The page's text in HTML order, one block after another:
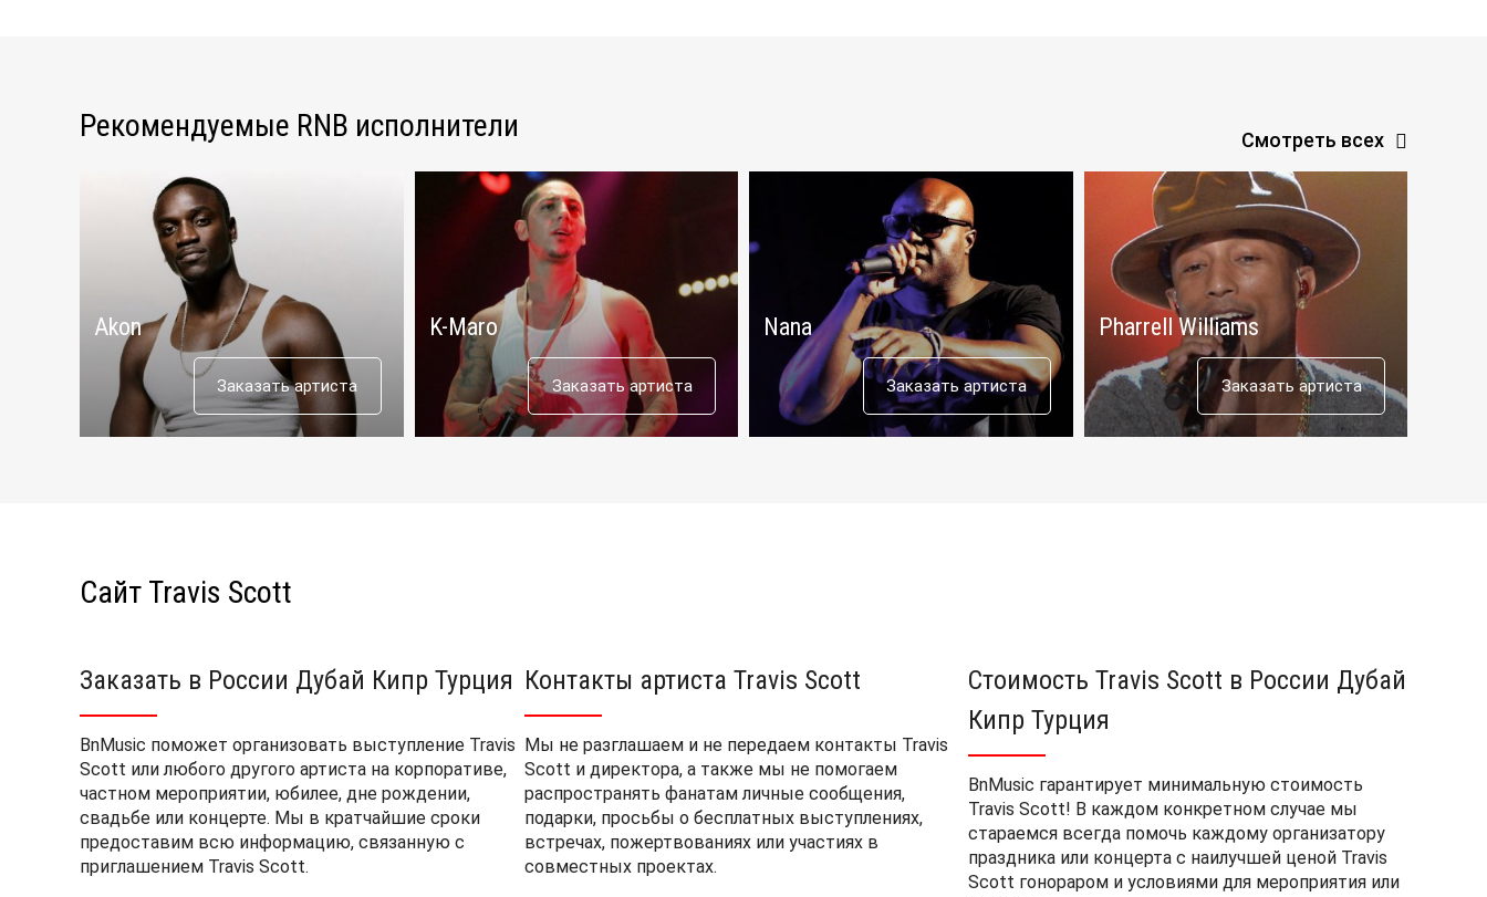
Смотреть всех
Рекомендуемые RNB исполнители
Akon
Заказать артиста
K-Maro
Заказать артиста
Nana
Заказать артиста
Pharrell Williams
Заказать артиста
Сайт Travis Scott
Заказать в России Дубай Кипр Турция
BnMusic поможет организовать выступление Travis
Scott или любого другого артиста на корпоративе,
частном мероприятии, юбилее, дне рождении,
свадьбе или концерте. Мы в кратчайшие сроки
предоставим всю информацию, связанную с
приглашением Travis Scott.
Контакты артиста Travis Scott
Мы не разглашаем и не передаем контакты Travis
Scott и директора, а также мы не помогаем
распространять фанатам личные сообщения,
подарки, просьбы о бесплатных выступлениях,
встречах, пожертвованиях или участиях в
совместных проектах.
Стоимость Travis Scott в России Дубай
Кипр Турция
BnMusic гарантирует минимальную стоимость
Travis Scott! В каждом конкретном случае мы
стараемся всегда помочь каждому организатору
праздника или концерта с наилучшей ценой Travis
Scott гонораром и условиями для мероприятия или